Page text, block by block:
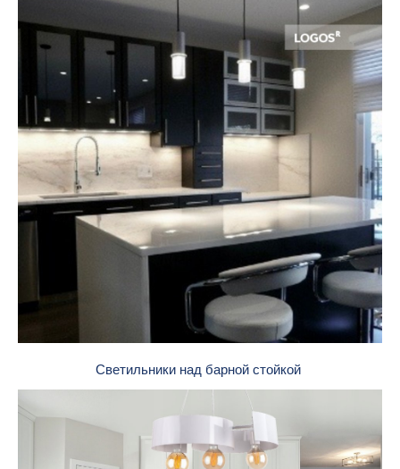
Светильники над барной стойкой